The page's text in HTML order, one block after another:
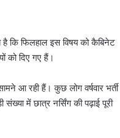
है कि फिलहाल इस विषय को कैबिनेट
को दिए गए हैं।
आ रही हैं। कुछ लोग वर्षवार भर्ती
में छात्र नर्सिंग की पढ़ाई पूरी